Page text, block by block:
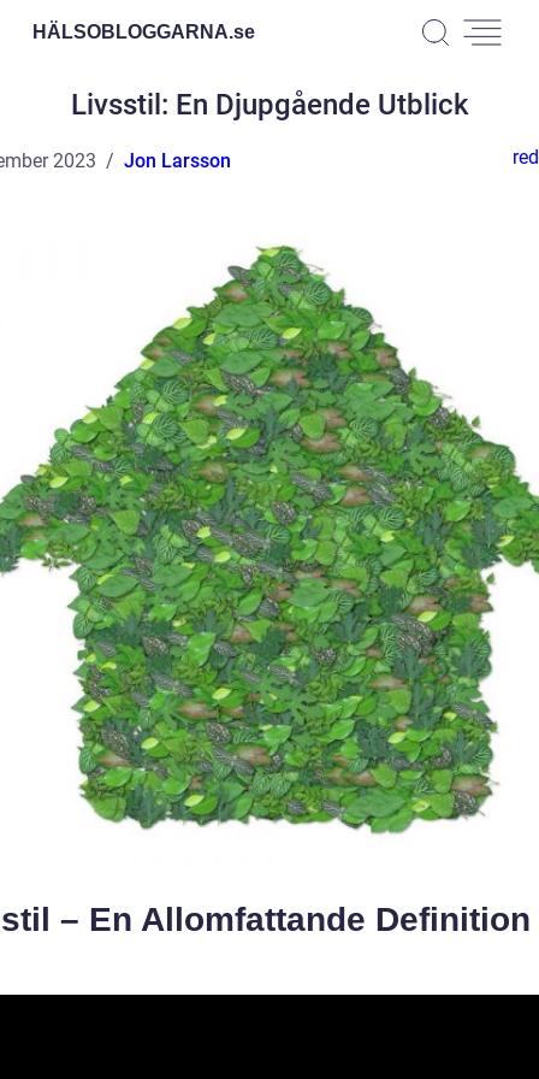
HÄLSOBLOGGARNA.se
Livsstil: En Djupgående Utblick
2023 Jon Larsson
– En Allomfattande Definition